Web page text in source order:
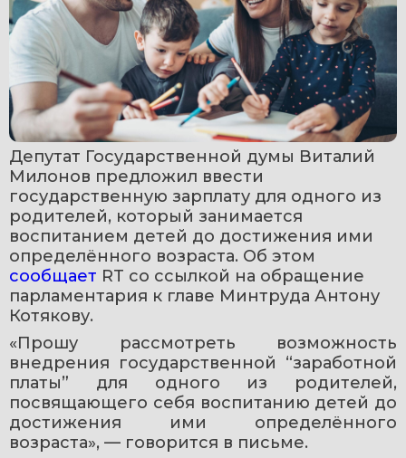
Депутат Государственной думы Виталий
Милонов предложил ввести
государственную зарплату для одного из
родителей, который занимается
воспитанием детей до достижения ими
сообщает RT со ссылкой на обращение
парламентария к главе Минтруда Антону
Котякову.
«Прошу рассмотреть возможность
внедрения государственной “заработной
платы” для одного из родителей,
посвящающего себя воспитанию детей до
достижения ими определённого
возраста», — говорится в письме.